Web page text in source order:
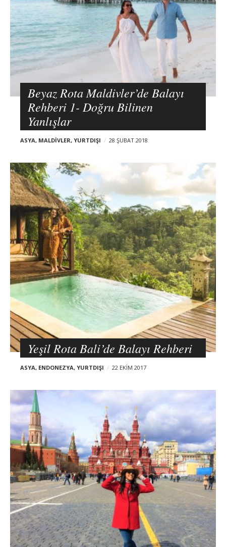
Beyaz Rota Maldivler’de Balayı
Rehberi 1- Doğru Bilinen
Yanlışlar
ASYA, MALDIVLER, YURTDIŞI 28 ŞUBAT 2018
Yeşil Rota Bali’de Balayı Rehberi
ASYA, ENDONEZYA, YURTDIŞI 22 EKIM 2017